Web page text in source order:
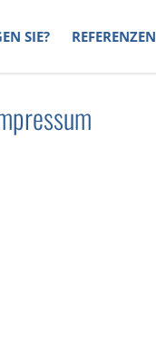
SIE? REFERENZEN